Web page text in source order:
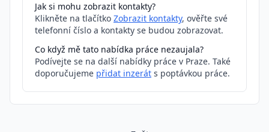
Jak si mohu zobrazit kontakty?
Klikněte na tlačítko Zobrazit kontakty, ověřte své
telefonní číslo a kontakty se budou zobrazovat.
Co když mě tato nabídka práce nezaujala?
Podívejte se na další nabídky práce v Praze. Také
doporučujeme přidat inzerát s poptávkou práce.